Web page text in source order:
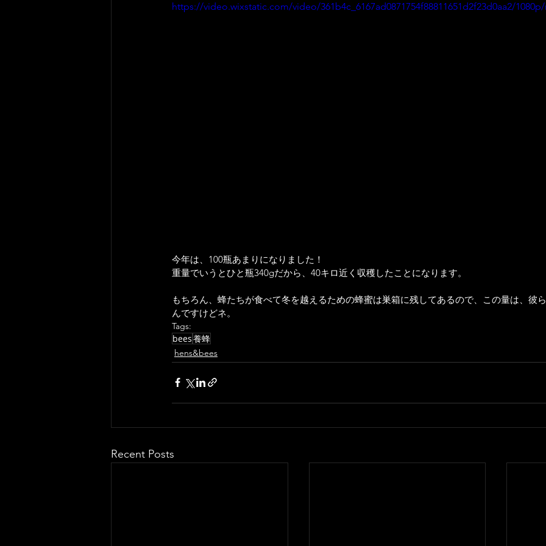
https://video.wixstatic.com/video/361b4c_6167ad0871754f88811651d2f23d0aa2/
今年は、100瓶あまりになりました！
重量でいうとひと瓶340gだから、40キロ近く収穫したことになります。
もちろん、蜂たちが食べて冬を越えるための蜂蜜は巣箱に残してあるので、この量は、彼
んですけどネ。
Tags:
bees養蜂
hens&bees
Recent Posts